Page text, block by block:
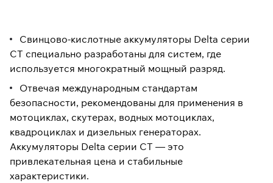
Свинцово-кислотные аккумуляторы Delta серии
CT специально разработаны для систем, где
используется многократный мощный разряд.
Отвечая международным стандартам
безопасности, рекомендованы для применения в
мотоциклах, скутерах, водных мотоциклах,
квадроциклах и дизельных генераторах.
Аккумуляторы Delta серии CT — это
привлекательная цена и стабильные
характеристики.